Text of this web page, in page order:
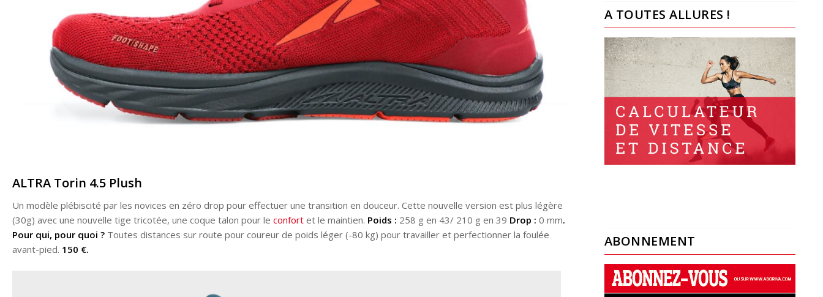
ALTRA Torin 4.5 Plush
Un modèle plébiscité par les novices en zéro drop pour effectuer une transition en douceur. Cette nouvelle version est plus légère
(30g) avec une nouvelle tige tricotée, une coque talon pour le confort et le maintien. Poids : 258 g en 43/ 210 g en 39 Drop : 0 mm.
Pour qui, pour quoi ? Toutes distances sur route pour coureur de poids léger (-80 kg) pour travailler et perfectionner la foulée
avant-pied. 150 €.
A TOUTES ALLURES !
ABONNEMENT